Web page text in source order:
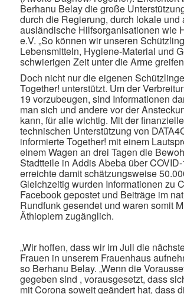
Berhanu Belay die große
durch die Regierung, durch lokale und
ausländische Hilfsorganisationen wie
e.V. „So können wir unseren
Lebensmitteln, Hygiene-Material und
schwierigen Zeit unter die Arme
Doch nicht nur die eigenen
Together! unterstützt. Um der
19 vorzubeugen, sind Informationen
man sich und andere vor der
kann, für alle wichtig. Mit der
technischen Unterstützung von
informierte Together! mit einem
einem Wagen an drei Tagen die
Stadtteile in Addis Abeba über
erreichte damit schätzungsweise
Gleichzeitig wurden Informationen zu
Facebook gepostet und Beiträge im
Rundfunk gesendet und waren somit
Äthiopiern zugänglich.
„Wir hoffen, dass wir im Juli die
Frauen in unserem Frauenhaus
so Berhanu Belay. „Wenn die
gegeben sind , vorausgesetzt, dass
mit Corona soweit geändert hat, dass